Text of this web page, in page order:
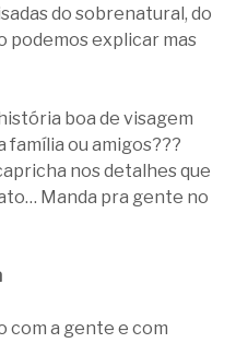
do sobrenatural, do
podemos explicar mas
boa de visagem
família ou amigos???
nos detalhes que
Manda pra gente no
com a gente e com